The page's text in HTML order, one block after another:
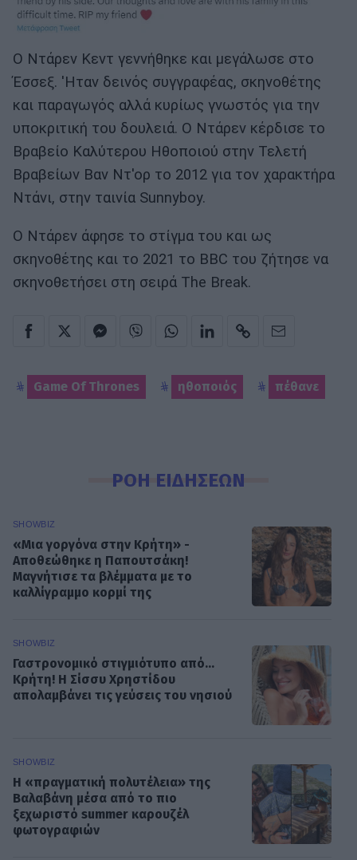
Ο Ντάρεν Κεντ γεννήθηκε και μεγάλωσε στο
Έσσεξ. 'Ηταν δεινός συγγραφέας, σκηνοθέτης
και παραγωγός αλλά κυρίως γνωστός για την
υποκριτική του δουλειά. Ο Ντάρεν κέρδισε το
Βραβείο Καλύτερου Ηθοποιού στην Τελετή
Βραβείων Βαν Ντ'ορ το 2012 για τον χαρακτήρα
Ντάνι, στην ταινία Sunnyboy.
Ο Ντάρεν άφησε το στίγμα του και ως
σκηνοθέτης και το 2021 το BBC του ζήτησε να
σκηνοθετήσει στη σειρά The Break.
Game Of Thrones ηθοποιός πέθανε
ΡΟΗ ΕΙΔΗΣΕΩΝ
SHOWBIZ
«Μια γοργόνα στην Κρήτη» -
Αποθεώθηκε η Παπουτσάκη!
Μαγνήτισε τα βλέμματα με το
καλλίγραμμο κορμί της
SHOWBIZ
Γαστρονομικό στιγμιότυπο από...
Κρήτη! Η Σίσσυ Χρηστίδου
απολαμβάνει τις γεύσεις του νησιού
SHOWBIZ
Η «πραγματική πολυτέλεια» της
Βαλαβάνη μέσα από το πιο
ξεχωριστό summer καρουζέλ
φωτογραφιών